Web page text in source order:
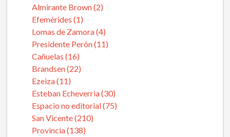
Almirante Brown (2)
Efemérides (1)
Lomas de Zamora (4)
Presidente Perón (11)
Cañuelas (16)
Brandsen (22)
Ezeiza (11)
Esteban Echeverria (30)
Espacio no editorial (75)
San Vicente (210)
Provincia (138)